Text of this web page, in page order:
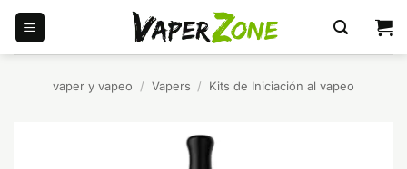
Saltar
contenido
vaper y vapeo / Vapers / Kits de Iniciación al vapeo